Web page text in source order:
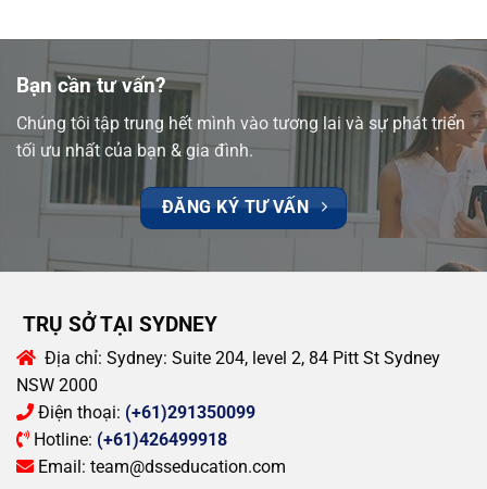
Bạn cần tư vấn?
Chúng tôi tập trung hết mình vào tương lai và sự phát triển
tối ưu nhất của bạn & gia đình.
ĐĂNG KÝ TƯ VẤN
TRỤ SỞ TẠI SYDNEY
Địa chỉ: Sydney: Suite 204, level 2, 84 Pitt St Sydney
NSW 2000
Điện thoại: (+61)291350099
Hotline: (+61)426499918
Email: team@dsseducation.com